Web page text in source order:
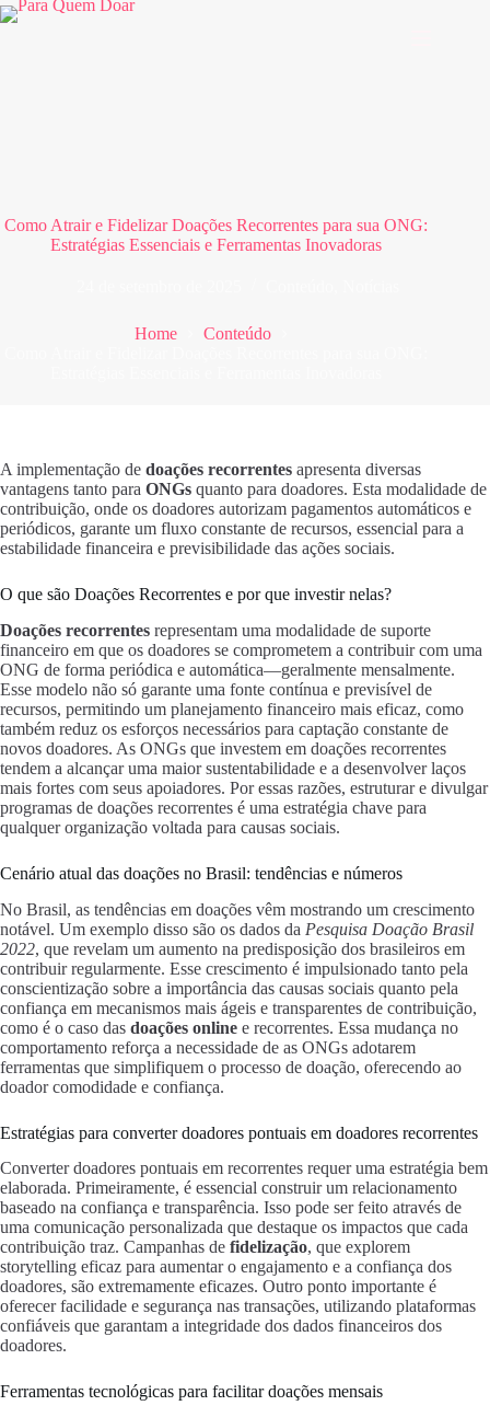
Pular
para
Como Atrair e Fidelizar Doações Recorrentes para sua ONG:
Estratégias Essenciais e Ferramentas Inovadoras
Home
Conteúdo
A implementação de doações recorrentes apresenta diversas
vantagens tanto para ONGs quanto para doadores. Esta modalidade de
contribuição, onde os doadores autorizam pagamentos automáticos e
periódicos, garante um fluxo constante de recursos, essencial para a
estabilidade financeira e previsibilidade das ações sociais.
O que são Doações Recorrentes e por que investir nelas?
Doações recorrentes representam uma modalidade de suporte
financeiro em que os doadores se comprometem a contribuir com uma
ONG de forma periódica e automática—geralmente mensalmente.
Esse modelo não só garante uma fonte contínua e previsível de
recursos, permitindo um planejamento financeiro mais eficaz, como
também reduz os esforços necessários para captação constante de
novos doadores. As ONGs que investem em doações recorrentes
tendem a alcançar uma maior sustentabilidade e a desenvolver laços
mais fortes com seus apoiadores. Por essas razões, estruturar e divulgar
programas de doações recorrentes é uma estratégia chave para
qualquer organização voltada para causas sociais.
Cenário atual das doações no Brasil: tendências e números
No Brasil, as tendências em doações vêm mostrando um crescimento
notável. Um exemplo disso são os dados da Pesquisa Doação Brasil
2022, que revelam um aumento na predisposição dos brasileiros em
contribuir regularmente. Esse crescimento é impulsionado tanto pela
conscientização sobre a importância das causas sociais quanto pela
confiança em mecanismos mais ágeis e transparentes de contribuição,
como é o caso das doações online e recorrentes. Essa mudança no
comportamento reforça a necessidade de as ONGs adotarem
ferramentas que simplifiquem o processo de doação, oferecendo ao
doador comodidade e confiança.
Estratégias para converter doadores pontuais em doadores recorrentes
Converter doadores pontuais em recorrentes requer uma estratégia bem
elaborada. Primeiramente, é essencial construir um relacionamento
baseado na confiança e transparência. Isso pode ser feito através de
uma comunicação personalizada que destaque os impactos que cada
contribuição traz. Campanhas de fidelização, que explorem
storytelling eficaz para aumentar o engajamento e a confiança dos
doadores, são extremamente eficazes. Outro ponto importante é
oferecer facilidade e segurança nas transações, utilizando plataformas
confiáveis que garantam a integridade dos dados financeiros dos
doadores.
Ferramentas tecnológicas para facilitar doações mensais